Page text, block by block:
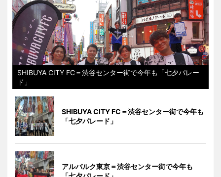
SHIBUYA CITY FC＝渋谷センター街で今年も「七夕パレー
ド」
SHIBUYA CITY FC＝渋谷センター街で今年も
「七夕パレード」
アルバルク東京＝渋谷センター街で今年も